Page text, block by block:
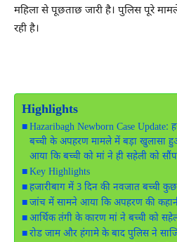
महिला से पूछताछ जारी है। पुलिस पूरे
रही है।
Highlights
Hazaribagh Newborn Case Update:
बच्ची के अपहरण मामले में बड़ा खुलासा
आया कि बच्ची को मां ने ही सहेली को
Key Highlights
हजारीबाग में 3 दिन की नवजात बच्ची
जांच में सामने आया कि अपहरण की
आर्थिक तंगी के कारण मां ने बच्ची को
रोड जाम और हंगामे के बाद पुलिस ने